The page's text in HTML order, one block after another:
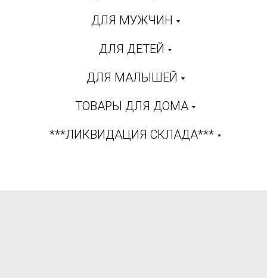
ДЛЯ МУЖЧИН
ДЛЯ ДЕТЕЙ
ДЛЯ МАЛЫШЕЙ
ТОВАРЫ ДЛЯ ДОМА
***ЛИКВИДАЦИЯ СКЛАДА***